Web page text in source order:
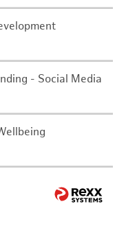
- Social Media